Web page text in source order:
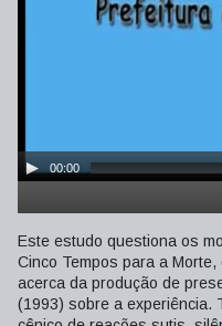
00:00
Este estudo questiona os
Cinco Tempos para a
acerca da produção de
(1993) sobre a experiência.